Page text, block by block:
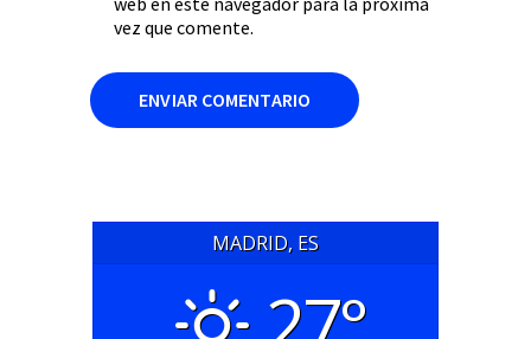
vez que comente.
MADRID, ES